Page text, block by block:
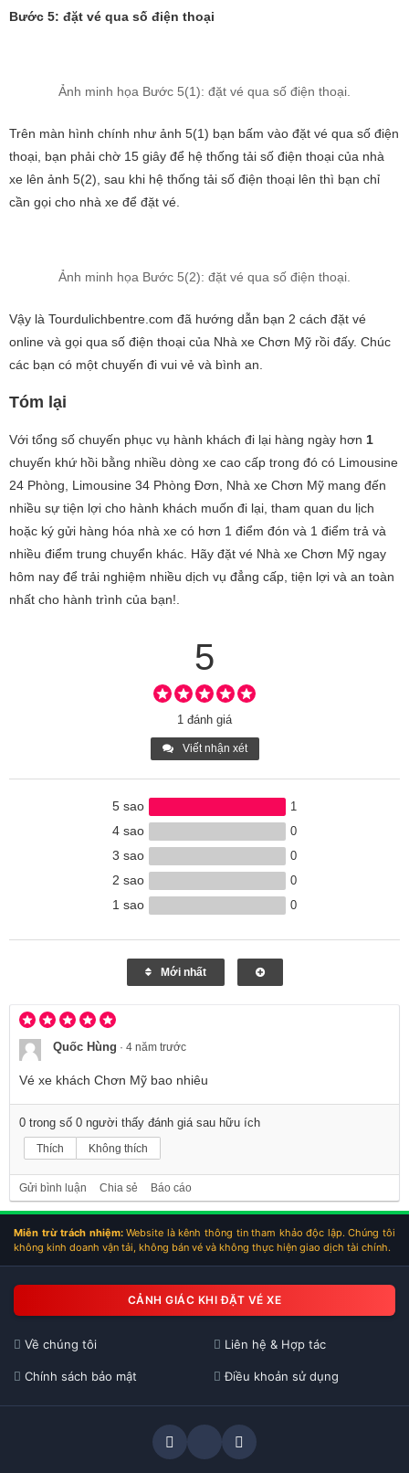
Bước 5: đặt vé qua số điện thoại
Ảnh minh họa Bước 5(1): đặt vé qua số điện thoại.
Trên màn hình chính như ảnh 5(1) bạn bấm vào đặt vé qua số điện
thoại, bạn phải chờ 15 giây để hệ thống tải số điện thoại của nhà
xe lên ảnh 5(2), sau khi hệ thống tải số điện thoại lên thì bạn chỉ
cần gọi cho nhà xe để đặt vé.
Ảnh minh họa Bước 5(2): đặt vé qua số điện thoại.
Vậy là Tourdulichbentre.com đã hướng dẫn bạn 2 cách đặt vé
online và gọi qua số điện thoại của Nhà xe Chơn Mỹ rồi đấy. Chúc
các bạn có một chuyến đi vui vẻ và bình an.
Tóm lại
Với tổng số chuyến phục vụ hành khách đi lại hàng ngày hơn 1
chuyến khứ hồi bằng nhiều dòng xe cao cấp trong đó có Limousine
24 Phòng, Limousine 34 Phòng Đơn, Nhà xe Chơn Mỹ mang đến
nhiều sự tiện lợi cho hành khách muốn đi lại, tham quan du lịch
hoặc ký gửi hàng hóa nhà xe có hơn 1 điểm đón và 1 điểm trả và
nhiều điểm trung chuyển khác. Hãy đặt vé Nhà xe Chơn Mỹ ngay
hôm nay để trải nghiệm nhiều dịch vụ đẳng cấp, tiện lợi và an toàn
nhất cho hành trình của bạn!.
5
1 đánh giá
Viết nhận xét
5 sao 1
4 sao 0
3 sao 0
2 sao 0
1 sao 0
Mới nhất
Quốc Hùng · 4 năm trước
Vé xe khách Chơn Mỹ bao nhiêu
0 trong số 0 người thấy đánh giá sau hữu ích
Thích Không thích
Gửi bình luận Chia sẻ Báo cáo
Miễn trừ trách nhiệm:Website là kênh thông tin tham khảo độc lập. Chúng tôi
không kinh doanh vận tải, không bán vé và không thực hiện giao dịch tài chính.
CẢNH GIÁC KHI ĐẶT VÉ XE
Về chúng tôi Liên hệ & Hợp tác
Chính sách bảo mật Điều khoản sử dụng